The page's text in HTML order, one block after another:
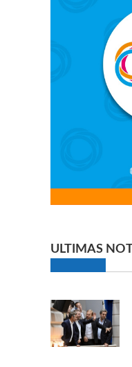
ULTIMAS